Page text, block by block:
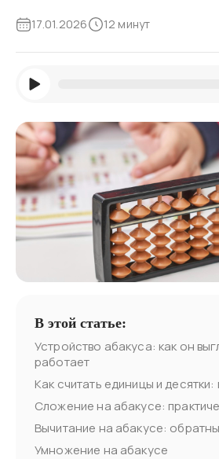
17.01.2026 12 минут
В этой статье:
Устройство абакуса: как он
работает
Как считать единицы и
Сложение на абакусе:
Вычитание на абакусе:
Умножение на абакусе